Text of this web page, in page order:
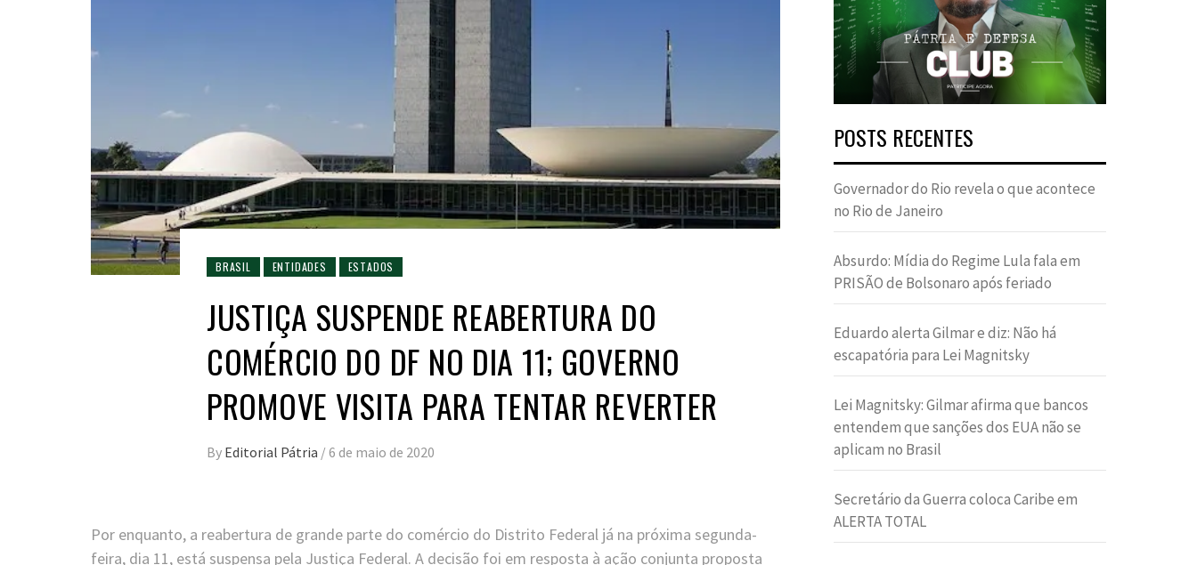
BRASIL ENTIDADES ESTADOS
JUSTIÇA SUSPENDE REABERTURA DO
COMÉRCIO DO DF NO DIA 11; GOVERNO
PROMOVE VISITA PARA TENTAR REVERTER
By Editorial Pátria /6 de maio de 2020
Por enquanto, a reabertura de grande parte do comércio do Distrito Federal já na próxima segunda-
feira, dia 11, está suspensa pela Justiça Federal. A decisão foi em resposta à ação conjunta proposta
POSTS RECENTES
Governador do Rio revela o que acontece
no Rio de Janeiro
Absurdo: Mídia do Regime Lula fala em
PRISÃO de Bolsonaro após feriado
Eduardo alerta Gilmar e diz: Não há
escapatória para Lei Magnitsky
Lei Magnitsky: Gilmar afirma que bancos
entendem que sanções dos EUA não se
aplicam no Brasil
Secretário da Guerra coloca Caribe em
ALERTA TOTAL